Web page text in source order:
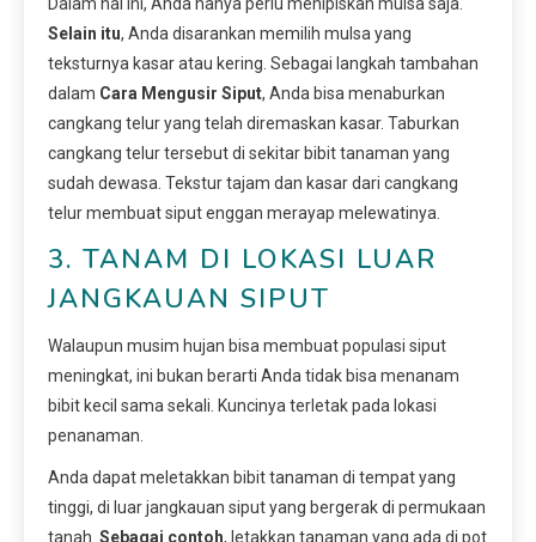
Selain itu, Anda disarankan memilih mulsa yang
teksturnya kasar atau kering. Sebagai langkah tambahan
dalam Cara Mengusir Siput, Anda bisa menaburkan
cangkang telur yang telah diremaskan kasar. Taburkan
cangkang telur tersebut di sekitar bibit tanaman yang
sudah dewasa. Tekstur tajam dan kasar dari cangkang
telur membuat siput enggan merayap melewatinya.
3. TANAM DI LOKASI LUAR
JANGKAUAN SIPUT
Walaupun musim hujan bisa membuat populasi siput
meningkat, ini bukan berarti Anda tidak bisa menanam
bibit kecil sama sekali. Kuncinya terletak pada lokasi
penanaman.
Anda dapat meletakkan bibit tanaman di tempat yang
tinggi, di luar jangkauan siput yang bergerak di permukaan
tanah. Sebagai contoh, letakkan tanaman yang ada di pot